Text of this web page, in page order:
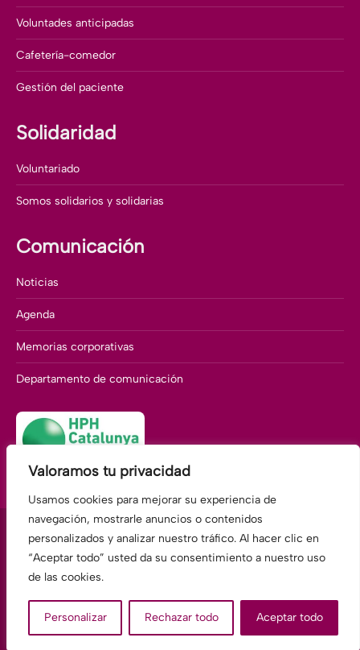
Valoramos tu privacidad
Usamos cookies para mejorar su experiencia de
navegación, mostrarle anuncios o contenidos
personalizados y analizar nuestro tráfico. Al hacer clic en
“Aceptar todo” usted da su consentimiento a nuestro uso
de las cookies.
Personalizar Rechazar todo Aceptar todo
Voluntades anticipadas
Cafetería-comedor
Gestión del paciente
Solidaridad
Voluntariado
Somos solidarios y solidarias
Comunicación
Noticias
Agenda
Memorias corporativas
Departamento de comunicación
Tel.: 93 775 22 00 E-mail:
hospital.FHMartorell@fundacionhospitalarias.org
legal-es